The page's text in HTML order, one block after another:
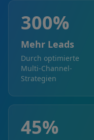
300%
Mehr Leads
Durch optimierte
Multi-Channel-
Strategien
45%